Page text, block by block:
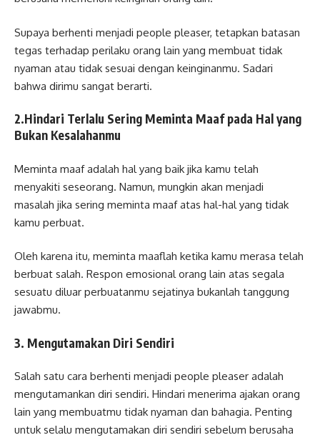
Supaya berhenti menjadi people pleaser, tetapkan batasan
tegas terhadap perilaku orang lain yang membuat tidak
nyaman atau tidak sesuai dengan keinginanmu. Sadari
bahwa dirimu sangat berarti.
2.Hindari Terlalu Sering Meminta Maaf pada Hal yang
Bukan Kesalahanmu
Meminta maaf adalah hal yang baik jika kamu telah
menyakiti seseorang. Namun, mungkin akan menjadi
masalah jika sering meminta maaf atas hal-hal yang tidak
kamu perbuat.
Oleh karena itu, meminta maaflah ketika kamu merasa telah
berbuat salah. Respon emosional orang lain atas segala
sesuatu diluar perbuatanmu sejatinya bukanlah tanggung
jawabmu.
3. Mengutamakan Diri Sendiri
Salah satu cara berhenti menjadi people pleaser adalah
mengutamankan diri sendiri. Hindari menerima ajakan orang
lain yang membuatmu tidak nyaman dan bahagia. Penting
untuk selalu mengutamakan diri sendiri sebelum berusaha